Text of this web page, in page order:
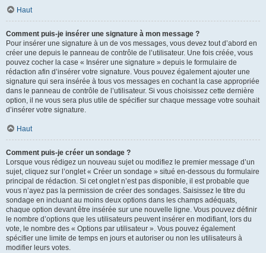
Haut
Comment puis-je insérer une signature à mon message ?
Pour insérer une signature à un de vos messages, vous devez tout d’abord en
créer une depuis le panneau de contrôle de l’utilisateur. Une fois créée, vous
pouvez cocher la case « Insérer une signature » depuis le formulaire de
rédaction afin d’insérer votre signature. Vous pouvez également ajouter une
signature qui sera insérée à tous vos messages en cochant la case appropriée
dans le panneau de contrôle de l’utilisateur. Si vous choisissez cette dernière
option, il ne vous sera plus utile de spécifier sur chaque message votre souhait
d’insérer votre signature.
Haut
Comment puis-je créer un sondage ?
Lorsque vous rédigez un nouveau sujet ou modifiez le premier message d’un
sujet, cliquez sur l’onglet « Créer un sondage » situé en-dessous du formulaire
principal de rédaction. Si cet onglet n’est pas disponible, il est probable que
vous n’ayez pas la permission de créer des sondages. Saisissez le titre du
sondage en incluant au moins deux options dans les champs adéquats,
chaque option devant être insérée sur une nouvelle ligne. Vous pouvez définir
le nombre d’options que les utilisateurs peuvent insérer en modifiant, lors du
vote, le nombre des « Options par utilisateur ». Vous pouvez également
spécifier une limite de temps en jours et autoriser ou non les utilisateurs à
modifier leurs votes.